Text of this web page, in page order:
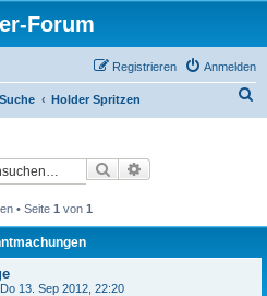
Forum
Anmelden
Registrieren
Holder Spritzen
Suche
• Seite 1 von 1
Do 13. Sep 2012, 22:20